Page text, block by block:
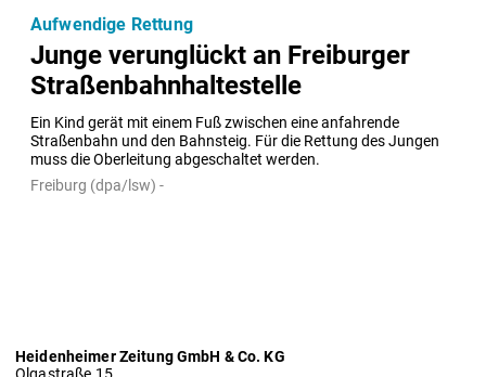
Junge verunglückt an Freiburger
Straßenbahnhaltestelle
Ein Kind gerät mit einem Fuß zwischen eine anfahrende
Straßenbahn und den Bahnsteig. Für die Rettung des Jungen
muss die Oberleitung abgeschaltet werden.
Aufwendige Rettung
Freiburg (dpa/lsw) -
Heidenheimer Zeitung GmbH & Co. KG